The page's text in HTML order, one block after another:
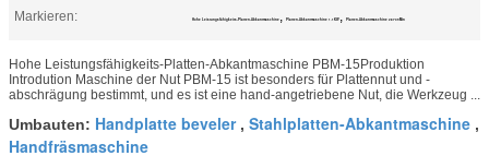
Markieren:
Hohe Leistungsfähigkeits-Platten-Abkantmaschine , Platten-Abkantmaschine 1.1KW , Platten-Abkantmaschine 2870r/Min
Hohe Leistungsfähigkeits-Platten-Abkantmaschine PBM-15Produktion
Introdution Maschine der Nut PBM-15 ist besonders für Plattennut und -
abschrägung bestimmt, und es ist eine hand-angetriebene Nut, die Werkzeug ...
Umbauten: Handplatte beveler, Stahlplatten-Abkantmaschine ,
Handfräsmaschine